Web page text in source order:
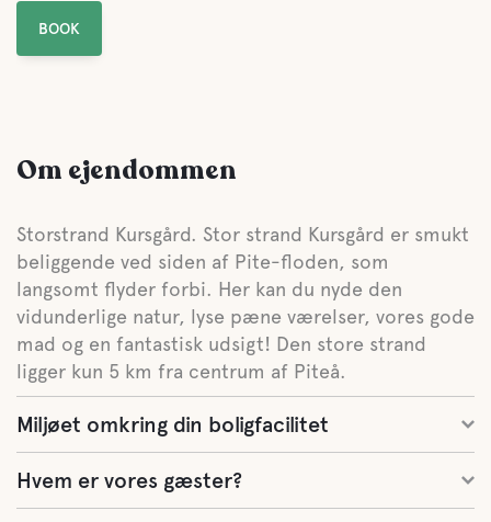
BOOK
Om ejendommen
Storstrand Kursgård. Stor strand Kursgård er smukt
beliggende ved siden af Pite-floden, som
langsomt flyder forbi. Her kan du nyde den
vidunderlige natur, lyse pæne værelser, vores gode
mad og en fantastisk udsigt! Den store strand
ligger kun 5 km fra centrum af Piteå.
Miljøet omkring din boligfacilitet
Hvem er vores gæster?